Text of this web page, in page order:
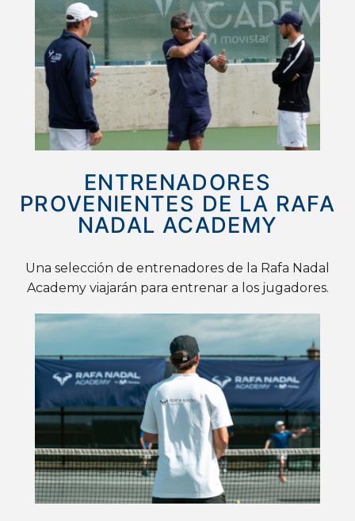
ENTRENADORES
PROVENIENTES DE LA RAFA
NADAL ACADEMY
Una selección de entrenadores de la Rafa Nadal
Academy viajarán para entrenar a los jugadores.